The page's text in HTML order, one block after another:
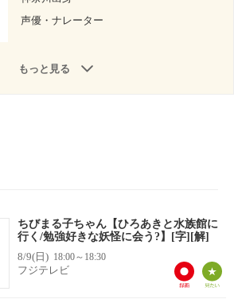
声優・ナレーター
もっと見る
ちびまる子ちゃん【ひろあきと水族館に
行く/勉強好きな妖怪に会う?】[字][解]
8/9(日) 18:00～18:30
フジテレビ